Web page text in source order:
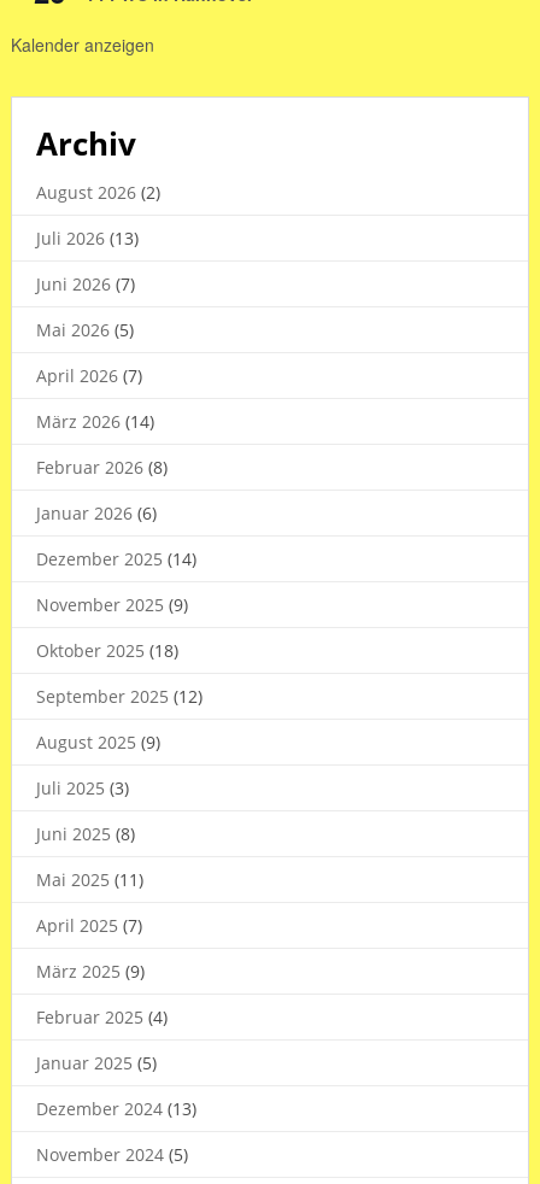
Kalender anzeigen
Archiv
August 2026(2)
Juli 2026(13)
Juni 2026(7)
Mai 2026(5)
April 2026(7)
März 2026(14)
Februar 2026(8)
Januar 2026(6)
Dezember 2025 (14)
November 2025 (9)
Oktober 2025 (18)
September 2025 (12)
August 2025 (9)
Juli 2025 (3)
Juni 2025 (8)
Mai 2025 (11)
April 2025 (7)
März 2025 (9)
Februar 2025 (4)
Januar 2025 (5)
Dezember 2024(13)
November 2024(5)